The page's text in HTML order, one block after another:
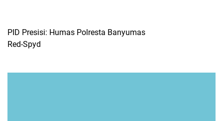
PID Presisi: Humas Polresta Banyumas
Red-Spyd